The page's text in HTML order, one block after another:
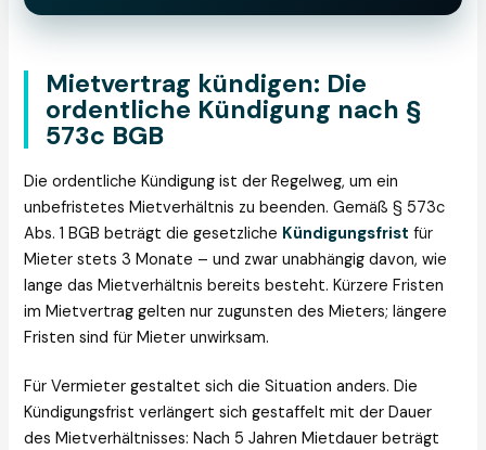
Mietvertrag kündigen: Die
ordentliche Kündigung nach §
573c BGB
Die ordentliche Kündigung ist der Regelweg, um ein
unbefristetes Mietverhältnis zu beenden. Gemäß § 573c
Abs. 1 BGB beträgt die gesetzliche Kündigungsfrist für
Mieter stets 3 Monate – und zwar unabhängig davon, wie
lange das Mietverhältnis bereits besteht. Kürzere Fristen
im Mietvertrag gelten nur zugunsten des Mieters; längere
Fristen sind für Mieter unwirksam.
Für Vermieter gestaltet sich die Situation anders. Die
Kündigungsfrist verlängert sich gestaffelt mit der Dauer
des Mietverhältnisses: Nach 5 Jahren Mietdauer beträgt